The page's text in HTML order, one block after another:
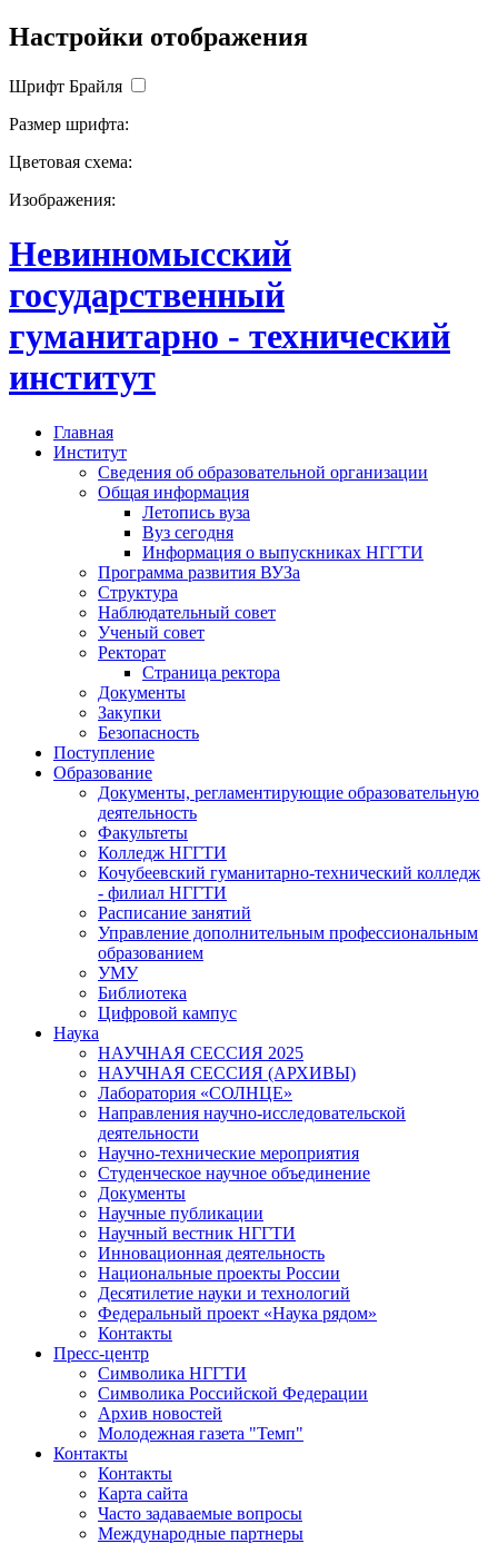
Настройки отображения
Шрифт Брайля
Размер шрифта:
Цветовая схема:
Изображения:
Невинномысский
государственный
гуманитарно - технический
институт
Главная
Институт
Сведения об образовательной организации
Общая информация
Летопись вуза
Вуз сегодня
Информация о выпускниках НГГТИ
Программа развития ВУЗа
Структура
Наблюдательный совет
Ученый совет
Ректорат
Страница ректора
Документы
Закупки
Безопасность
Поступление
Образование
Документы, регламентирующие образовательную
деятельность
Факультеты
Колледж НГГТИ
Кочубеевский гуманитарно-технический колледж
- филиал НГГТИ
Расписание занятий
Управление дополнительным профессиональным
образованием
УМУ
Библиотека
Цифровой кампус
Наука
НАУЧНАЯ СЕССИЯ 2025
НАУЧНАЯ СЕССИЯ (АРХИВЫ)
Лаборатория «СОЛНЦЕ»
Направления научно-исследовательской
деятельности
Научно-технические мероприятия
Студенческое научное объединение
Документы
Научные публикации
Научный вестник НГГТИ
Инновационная деятельность
Национальные проекты России
Десятилетие науки и технологий
Федеральный проект «Наука рядом»
Контакты
Пресс-центр
Символика НГГТИ
Символика Российской Федерации
Архив новостей
Молодежная газета "Темп"
Контакты
Контакты
Карта сайта
Часто задаваемые вопросы
Международные партнеры